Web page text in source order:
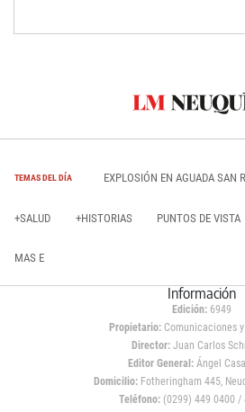
TEMAS DEL DÍA EXPLOSIÓN EN AGUADA SAN
+SALUD +HISTORIAS PUNTOS DE VISTA
MAS E
Información
Edición: 6949
Propietario:Comunicaciones y
Director: Juan Carlos
Editor General:Ángel
Domicilio:Fotheringham 445,
Teléfono: (0299) 449 0400 /